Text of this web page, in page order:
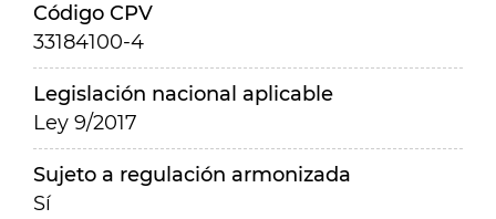
Código CPV
33184100-4
Legislación nacional aplicable
Ley 9/2017
Sujeto a regulación armonizada
Sí